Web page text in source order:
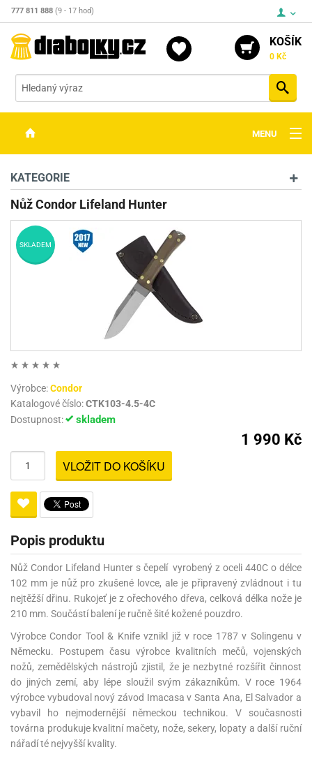
777 811 888 (9 - 17 hod)
KOŠÍK
0 Kč
MENU
OPTIKA
STŘELIVO
PŘÍSLUŠENSTVÍ
KATEGORIE
Nůž Condor Lifeland Hunter
SKLADEM
Výrobce:Condor
Katalogové číslo:CTK103-4.5-4C
Dostupnost:
skladem
1 990 Kč
VLOŽIT DO KOŠÍKU
Popis produktu
Nůž Condor Lifeland Hunter s čepelí vyrobený z oceli 440C o délce
102 mm je nůž pro zkušené lovce, ale je připravený zvládnout i tu
nejtěžší dřinu. Rukojeť je z ořechového dřeva, celková délka nože je
210 mm. Součástí balení je ručně šité kožené pouzdro.
Výrobce Condor Tool & Knife vznikl již v roce 1787 v Solingenu v
Německu. Postupem času výrobce kvalitních mečů, vojenských
nožů, zemědělských nástrojů zjistil, že je nezbytné rozšířit činnost
do jiných zemí, aby lépe sloužil svým zákazníkům. V roce 1964
výrobce vybudoval nový závod Imacasa v Santa Ana, El Salvador a
vybavil ho nejmodernější německou technikou. V současnosti
továrna produkuje kvalitní mačety, nože, sekery, lopaty a další ruční
nářadí té nejvyšší kvality.